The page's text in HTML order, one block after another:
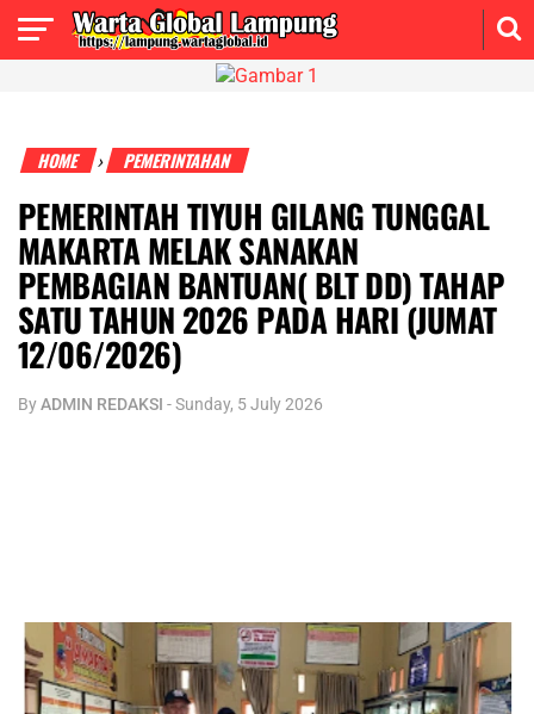
HOME › PEMERINTAHAN
PEMERINTAH TIYUH GILANG TUNGGAL
MAKARTA MELAK SANAKAN
PEMBAGIAN BANTUAN( BLT DD) TAHAP
SATU TAHUN 2026 PADA HARI (JUMAT
12/06/2026)
ByADMIN REDAKSI -Sunday, 5 July 2026